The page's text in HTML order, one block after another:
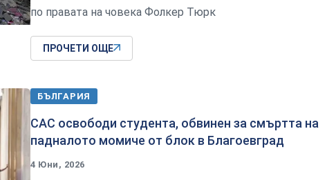
по правата на човека Фолкер Тюрк
ПРОЧЕТИ ОЩЕ
БЪЛГАРИЯ
САС освободи студента, обвинен за смъртта на
падналото момиче от блок в Благоевград
4 Юни, 2026